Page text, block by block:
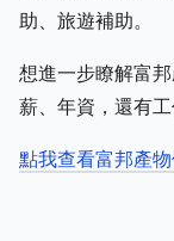
助、旅遊補助。
想進一步瞭解富
薪、年資，還有
點我查看富邦產